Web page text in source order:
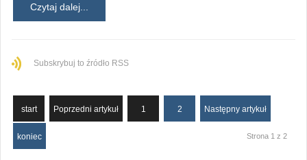
Czytaj dalej...
Subskrybuj to źródło RSS
start Poprzedni artykuł 1 2 Następny artykuł
koniec Strona 1 z 2